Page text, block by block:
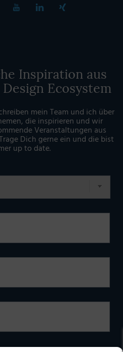
Inspiration aus
Ecosystem
mein Team und ich über
die inspirieren und wir
Veranstaltungen aus
Dich gerne ein und die bist
up to date.